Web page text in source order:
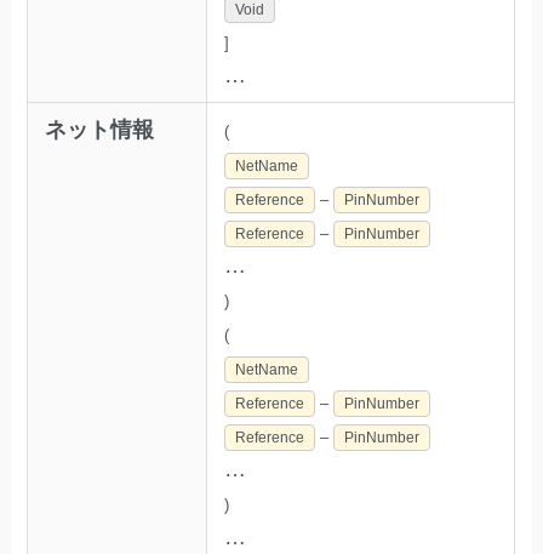
Void
]
…
ネット情報 (
NetName
Reference
–
PinNumber
Reference
– PinNumber
…
)
(
NetName
Reference
–
PinNumber
Reference
– PinNumber
…
)
…